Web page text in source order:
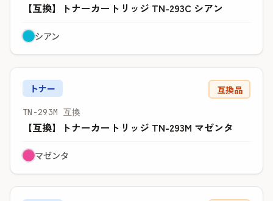
【互換】トナーカートリッジ TN-293C シアン
シアン
トナー 互換品
TN-293M 互換
【互換】トナーカートリッジ TN-293M マゼンタ
マゼンタ